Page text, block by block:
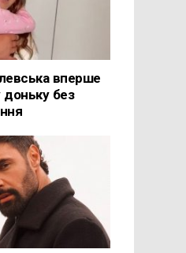
вперше
без